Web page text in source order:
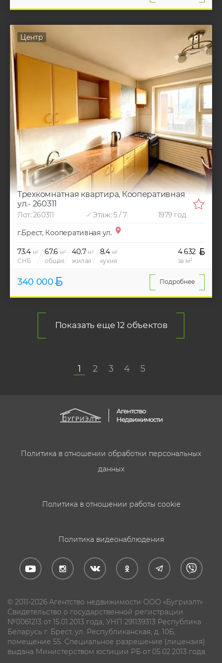
Центр
Трехкомнатная квартира, Кооперативная
ул.- 260311
Лот: 260311 Этаж: 5 / 7
1979 год
г.Брест, Кооперативная ул.
73.4 м²
СНБ
67.6 м²
общая
40.7 м²
жилая
8.4 м²
кухня
4 632
за м²
340 000 Подробнее
Показать еще 12 объектов
1 2 3 4 5
Агентство
Недвижимости
Политика в отношении обработки персональных
данных
Политика в отношении работы cookie
Политика видеонаблюдения
© 2011-2026 Агентство недвижимости ООО «Бугриэлт»
Свидетельство о государственной регистрации
№0061213 от 15.01.2013 года, УНП 291139313 Республика
Беларусь г. Брест, ул. Республиканская, д. 10Б,
помещение 55. Специальное разрешение (лицензия)
выдана Министерством юстиции РБ от 05.02.2013 года.